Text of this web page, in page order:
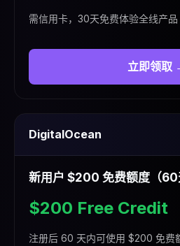
需信用卡，30天免费体验全线产品
立即领取
DigitalOcean
新用户 $200 免费额度（60
$200 Free Credit
注册后 60 天内可使用 $200 免费